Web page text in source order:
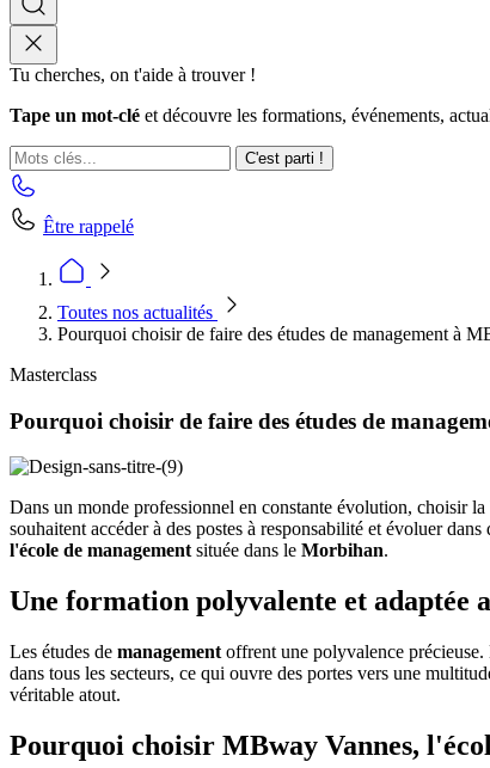
Tu cherches, on t'aide à trouver !
Tape un mot-clé et découvre les formations, événements,
C'est parti !
Être rappelé
Toutes nos actualités
Pourquoi choisir de faire des études de management à
Masterclass
Pourquoi choisir de faire des études de
Dans un monde professionnel en constante évolution, choisir
souhaitent accéder à des postes à responsabilité et évoluer
l'école de managementsituée dans le Morbihan.
Une formation polyvalente et adaptée
Les études de management offrent une polyvalence précieuse.
dans tous les secteurs, ce qui ouvre des portes vers une
véritable atout.
Pourquoi choisir MBway Vannes,